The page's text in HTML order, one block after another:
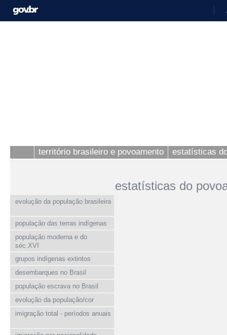
território brasileiro e povoamento estatísticas
evolução da população brasileira
população das terras indígenas
população moderna e do
séc.XVI
grupos indígenas extintos
desembarques no Brasil
população escrava no Brasil
evolução da população/cor
imigração total - períodos anuais
estatísticas do